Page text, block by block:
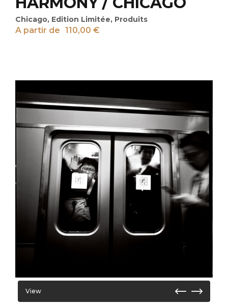
Chicago, Edition Limitée, Produits
A partir de 110,00 €
View